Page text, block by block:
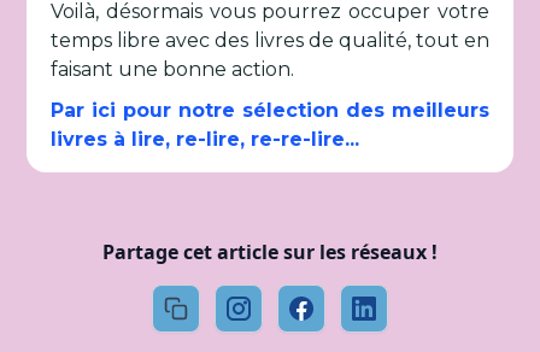
Voilà, désormais vous pourrez occuper votre
temps libre avec des livres de qualité, tout en
faisant une bonne action.
Par ici pour notre sélection des meilleurs
livres à lire, re-lire, re-re-lire...
Partage cet article sur les réseaux !